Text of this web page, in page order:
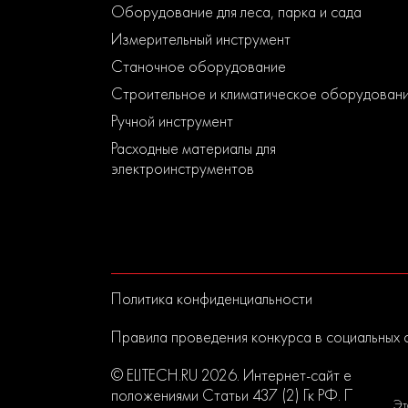
Оборудование для леса, парка и сада
Измерительный инструмент
Станочное оборудование
Строительное и климатическое
Ручной инструмент
Расходные материалы для
электроинструментов
Политика конфиденциальности
Правила проведения конкурса в социальных
© ELITECH.RU 2026. Интернет-сайт
положениями Статьи 437 (2) Гк РФ.